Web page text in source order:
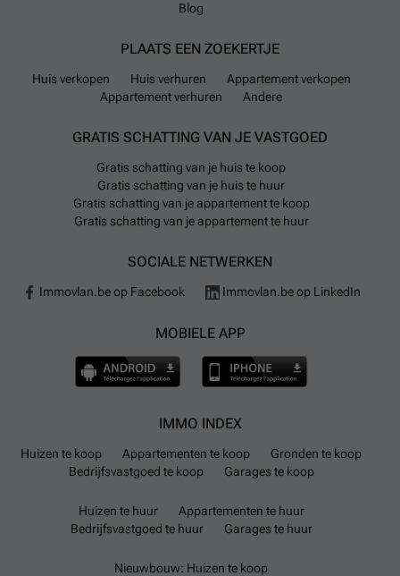
Blog
PLAATS EEN ZOEKERTJE
Huis verkopen Huis verhuren
Appartement verkopen
Appartement verhuren
Andere
GRATIS SCHATTING VAN JE VASTGOED
Gratis schatting van je huis te koop
Gratis schatting van je huis te huur
Gratis schatting van je appartement te koop
Gratis schatting van je appartement te huur
SOCIALE NETWERKEN
Immovlan.be op Facebook Immovlan.be op LinkedIn
MOBIELE APP
IMMO INDEX
Huizen te koop Appartementen te koop
Gronden te koop
Bedrijfsvastgoed te koop
Garages te koop
Huizen te huur
Appartementen te huur
Bedrijfsvastgoed te huur
Garages te huur
Nieuwbouw: Huizen te koop